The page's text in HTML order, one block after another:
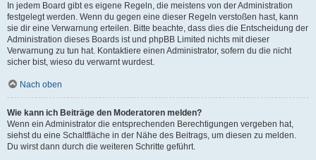
In jedem Board gibt es eigene Regeln, die meistens von der Administration
festgelegt werden. Wenn du gegen eine dieser Regeln verstoßen hast, kann
sie dir eine Verwarnung erteilen. Bitte beachte, dass dies die Entscheidung der
Administration dieses Boards ist und phpBB Limited nichts mit dieser
Verwarnung zu tun hat. Kontaktiere einen Administrator, sofern du die nicht
sicher bist, wieso du verwarnt wurdest.
Nach oben
Wie kann ich Beiträge den Moderatoren melden?
Wenn ein Administrator die entsprechenden Berechtigungen vergeben hat,
siehst du eine Schaltfläche in der Nähe des Beitrags, um diesen zu melden.
Du wirst dann durch die weiteren Schritte geführt.